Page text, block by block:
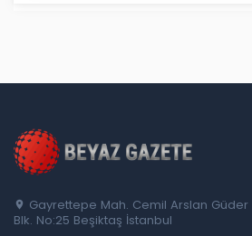
Gayrettepe Mah. Cemil Arslan Güder
Blk. No:25 Beşiktaş İstanbul